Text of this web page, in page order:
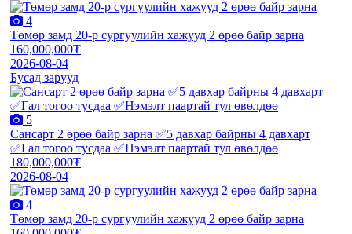
4
Төмөр замд 20-р сургуулийн хажууд 2 өрөө байр зарна
160,000,000₮
2026-08-04
Бусад зарууд
5
Сансарт 2 өрөө байр зарна ✅5 давхар байрны 4 давхарт
✅Гал тогоо тусдаа ✅Нэмэлт паартай тул өвөлдөө
180,000,000₮
2026-08-04
4
Төмөр замд 20-р сургуулийн хажууд 2 өрөө байр зарна